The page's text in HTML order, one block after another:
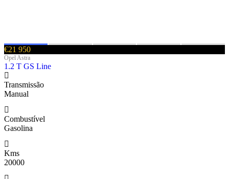
€21 950
Opel Astra
1.2 T GS Line
Transmissão
Manual
Combustível
Gasolina
Kms
20000